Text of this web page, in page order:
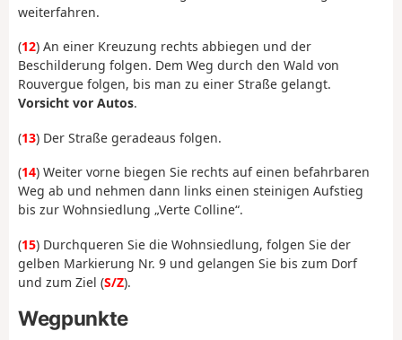
weiterfahren.
(12) An einer Kreuzung rechts abbiegen und der
Beschilderung folgen. Dem Weg durch den Wald von
Rouvergue folgen, bis man zu einer Straße gelangt.
Vorsicht vor Autos.
(13) Der Straße geradeaus folgen.
(14) Weiter vorne biegen Sie rechts auf einen befahrbaren
Weg ab und nehmen dann links einen steinigen Aufstieg
bis zur Wohnsiedlung „Verte Colline“.
(15) Durchqueren Sie die Wohnsiedlung, folgen Sie der
gelben Markierung Nr. 9 und gelangen Sie bis zum Dorf
und zum Ziel (S/Z).
Wegpunkte